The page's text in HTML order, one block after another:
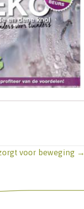
voor beweging →